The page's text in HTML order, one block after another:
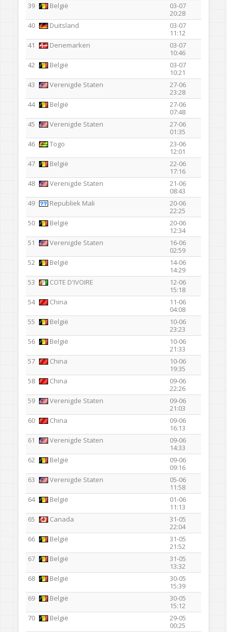
39
België
03-07
20:28
40
Duitsland
03-07
11:12
41
Denemarken
03-07
10:46
42
België
03-07
10:21
43
Verenigde Staten
27-06
23:28
44
België
27-06
07:48
45
Verenigde Staten
27-06
01:35
46
Togo
23-06
12:01
47
België
22-06
17:16
48
Verenigde Staten
21-06
08:43
49
Republiek Mali
20-06
22:25
50
België
20-06
12:34
51
Verenigde Staten
16-06
02:59
52
België
14-06
14:29
53
COTE D'IVOIRE
12-06
15:18
54
China
11-06
04:08
55
België
10-06
23:23
56
België
10-06
21:33
57
China
10-06
19:35
58
China
09-06
22:26
59
Verenigde Staten
09-06
21:03
60
China
09-06
16:13
61
Verenigde Staten
09-06
14:33
62
België
09-06
09:16
63
Verenigde Staten
05-06
11:58
64
België
01-06
11:13
65
Canada
31-05
22:04
66
België
31-05
21:52
67
België
31-05
13:32
68
België
30-05
15:39
69
België
30-05
15:12
70
België
29-05
00:25